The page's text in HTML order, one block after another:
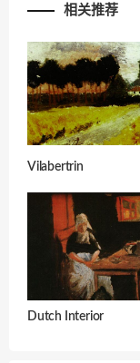
相关推荐
Vilabertrin
Dutch Interior